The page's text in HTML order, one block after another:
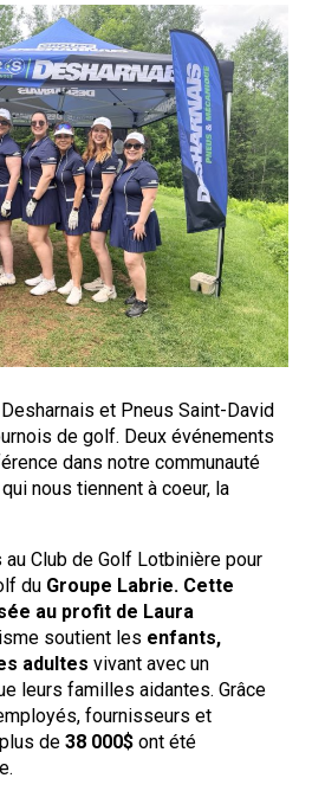
et Pneus Saint-David
de golf. Deux événements
dans notre communauté
nous tiennent à coeur, la
Club de Golf Lotbinière pour
du Groupe Labrie. Cette
au profit de Laura
soutient les enfants,
adultes vivant avec un
leurs familles aidantes. Grâce
fournisseurs et
de 38 000$ ont été